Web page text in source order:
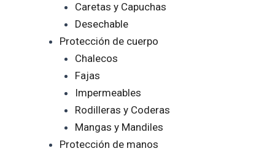
Caretas y Capuchas
Desechable
Protección de cuerpo
Chalecos
Fajas
Impermeables
Rodilleras y Coderas
Mangas y Mandiles
Protección de manos